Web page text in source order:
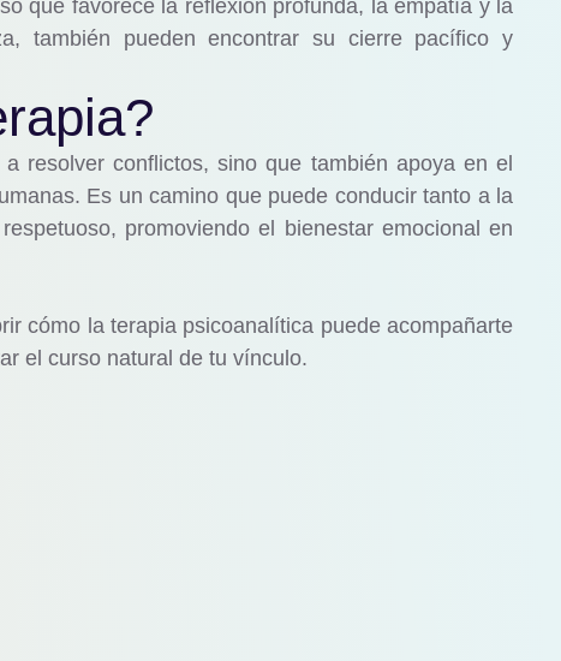
que favorece la reflexión profunda, la empatía y la
también pueden encontrar su cierre pacífico y
resolver conflictos, sino que también apoya en el
Es un camino que puede conducir tanto a la
promoviendo el bienestar emocional en
cómo la terapia psicoanalítica puede acompañarte
el curso natural de tu vínculo.